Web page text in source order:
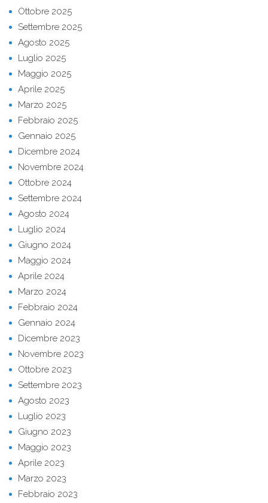
Ottobre 2025
Settembre 2025
Agosto 2025
Luglio 2025
Maggio 2025
Aprile 2025
Marzo 2025
Febbraio 2025
Gennaio 2025
Dicembre 2024
Novembre 2024
Ottobre 2024
Settembre 2024
Agosto 2024
Luglio 2024
Giugno 2024
Maggio 2024
Aprile 2024
Marzo 2024
Febbraio 2024
Gennaio 2024
Dicembre 2023
Novembre 2023
Ottobre 2023
Settembre 2023
Agosto 2023
Luglio 2023
Giugno 2023
Maggio 2023
Aprile 2023
Marzo 2023
Febbraio 2023